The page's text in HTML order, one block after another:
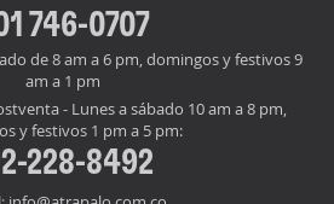
746-0707
de 8 am a 6 pm, domingos y festivos 9
am a 1 pm
- Lunes a sábado 10 am a 8 pm,
y festivos 1 pm a 5 pm:
228-8492